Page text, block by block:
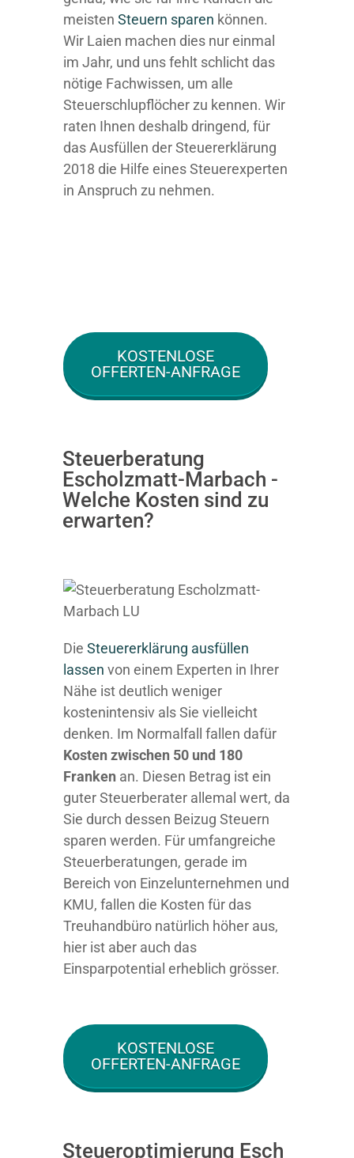
meisten Steuern sparen können.
Wir Laien machen dies nur einmal
im Jahr, und uns fehlt schlicht das
nötige Fachwissen, um alle
Steuerschlupflöcher zu kennen. Wir
raten Ihnen deshalb dringend, für
das Ausfüllen der Steuererklärung
2018 die Hilfe eines Steuerexperten
in Anspruch zu nehmen.
KOSTENLOSE
OFFERTEN-ANFRAGE
Steuerberatung
Escholzmatt-Marbach -
Welche Kosten sind zu
erwarten?
Die Steuererklärung ausfüllen
lassen von einem Experten in Ihrer
Nähe ist deutlich weniger
kostenintensiv als Sie vielleicht
denken. Im Normalfall fallen dafür
Kosten zwischen 50 und 180
Franken an. Diesen Betrag ist ein
guter Steuerberater allemal wert, da
Sie durch dessen Beizug Steuern
sparen werden. Für umfangreiche
Steuerberatungen, gerade im
Bereich von Einzelunternehmen und
KMU, fallen die Kosten für das
Treuhandbüro natürlich höher aus,
hier ist aber auch das
Einsparpotential erheblich grösser.
KOSTENLOSE
OFFERTEN-ANFRAGE
Steueroptimierung Esch